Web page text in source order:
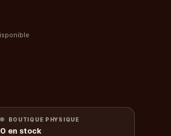
BOUTIQUE PHYSIQUE
0 en stock